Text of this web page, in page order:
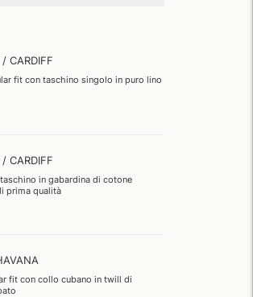
CARDIFF
fit con taschino singolo in puro lino
CARDIFF
in gabardina di cotone
prima qualità
fit con collo cubano in twill di